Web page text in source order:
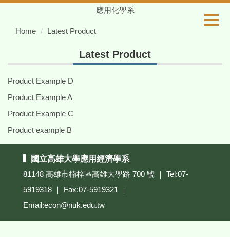
block
應用化學系
Home Latest Product
Latest Product
Product Example D
Product Example A
Product Example C
Product example B
國立高雄大學應用經濟學系
81148 高雄市楠梓區高雄大學路 700 號 ｜ Tel:07-
5919318 ｜ Fax:07-5919321 ｜
Email:econ@nuk.edu.tw